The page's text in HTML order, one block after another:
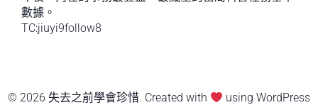
數據。
TC:jiuyi9follow8
© 2026 失去之前學會珍惜. Created with
using WordPress